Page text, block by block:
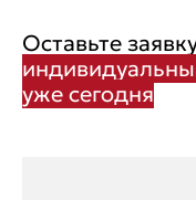
Оставьте
уже сегодня